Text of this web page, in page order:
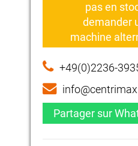
pas en
demander
machine
+49(0)2236-
Partager sur